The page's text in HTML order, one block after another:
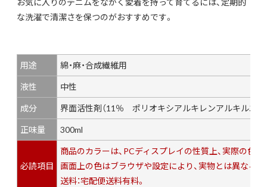
な洗濯で清潔さを保つのがおすすめです。
用途
綿・麻・合成繊維用
液性
中性
成分
界面活性剤（11％ ポリオキシアルキレンアルキルエー
正味量
300ml
必読項目
商品のカラーは、PCディスプレイの性質上、実際の色
画面上の色はブラウザや設定により、実物とは異なる
送料：宅配便送料有料。